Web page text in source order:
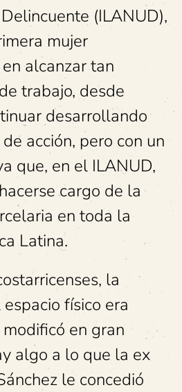
(ILANUD),
mujer
alcanzar tan
trabajo, desde
desarrollando
acción, pero con un
que, en el ILANUD,
cargo de la
en toda la
Latina.
la
físico era
en gran
algo a lo que la ex
le concedió